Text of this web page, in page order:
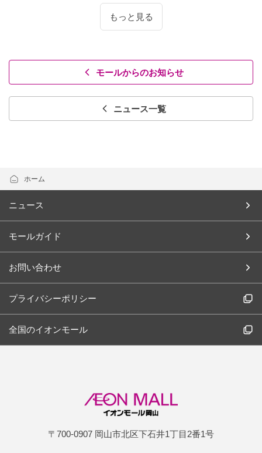
もっと見る
モールからのお知らせ
ニュース一覧
ホーム
ニュース
モールガイド
お問い合わせ
プライバシーポリシー
全国のイオンモール
〒700-0907 岡山市北区下石井1丁目2番1号